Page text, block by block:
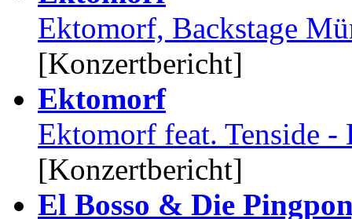
Ektomorf, Backstage
[Konzertbericht]
Ektomorf
Ektomorf feat. Tenside
[Konzertbericht]
El Bosso & Die